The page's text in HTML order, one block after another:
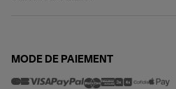
MODE DE PAIEMENT